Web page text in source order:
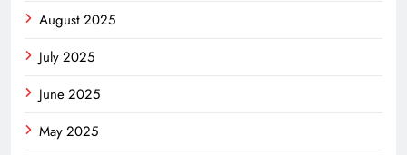
August 2025
July 2025
June 2025
May 2025